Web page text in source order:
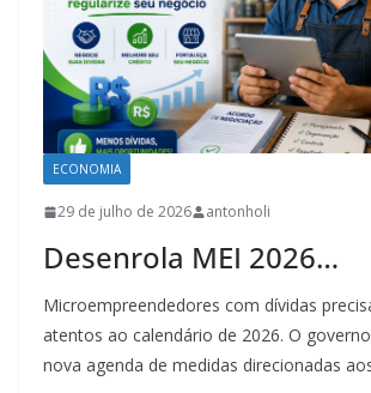
ECONOMIA
29 de julho de 2026 antonholi
Desenrola MEI 2026…
Microempreendedores com dívidas
atentos ao calendário de 2026. O
nova agenda de medidas direcionadas